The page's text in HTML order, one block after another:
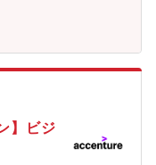
本の健康・医療」
cc/chitekishisan/lst/
ンドをもつコンサル
価値を発揮したい
。そのため、当社の
て、活動を行ってい
コンサルタントのチ
す。顧客を動かすリ
】ビジ